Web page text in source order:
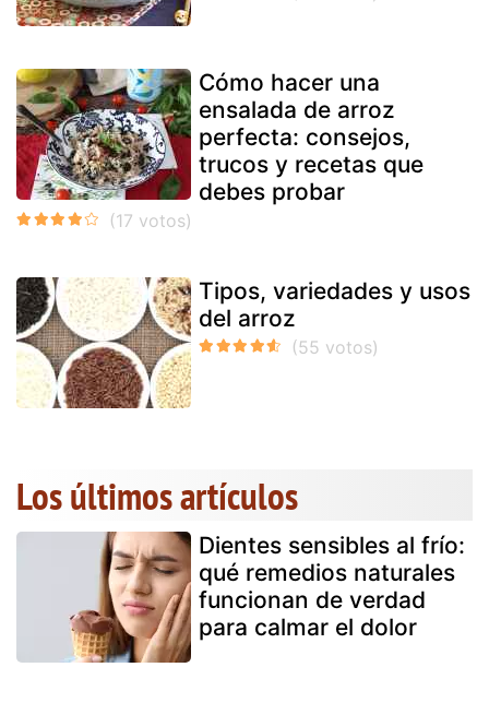
Cómo hacer una
ensalada de arroz
perfecta: consejos,
trucos y recetas que
debes probar
Tipos, variedades y usos
del arroz
Los últimos artículos
Dientes sensibles al frío:
qué remedios naturales
funcionan de verdad
para calmar el dolor